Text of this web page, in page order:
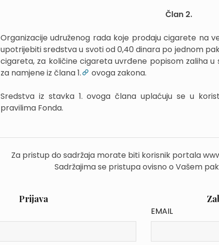
Član 2.
Organizacije udruženog rada koje prodaju cigarete na
upotrijebiti sredstva u svoti od 0,40 dinara po jednom
cigareta, za količine cigareta uvrđene popisom zaliha
za namjene iz člana 1.
ovoga zakona.
Sredstva iz stavka 1. ovoga člana uplaćuju se u
pravilima Fonda.
Za pristup do sadržaja morate biti korisnik portala
Sadržajima se pristupa ovisno o Vašem
Prijava
EMAIL